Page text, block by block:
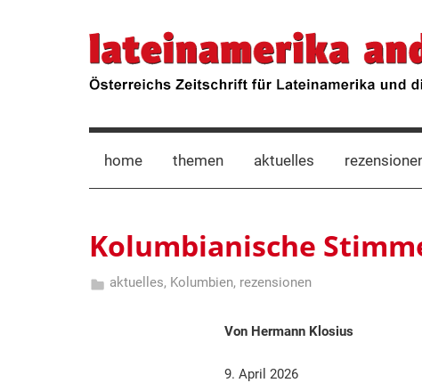
lateinamerika
anders
Österreichs
Zeitschrift
für
und
Karibik
home themen aktuelles
Kolumbianische
aktuelles, Kolumbien, rezensionen
Von Hermann Klosius
9. April 2026